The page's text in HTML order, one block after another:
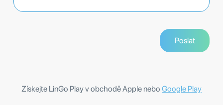
Získejte LinGo Play v obchodě Apple nebo Google Play